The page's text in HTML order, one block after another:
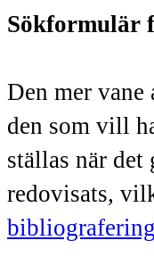
Sökformulär
Den mer
den som vill
ställas när
redovisats,